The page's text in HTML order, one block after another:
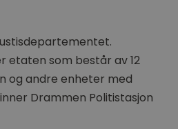
etaten som består av 12
og andre enheter med
Drammen Politistasjon